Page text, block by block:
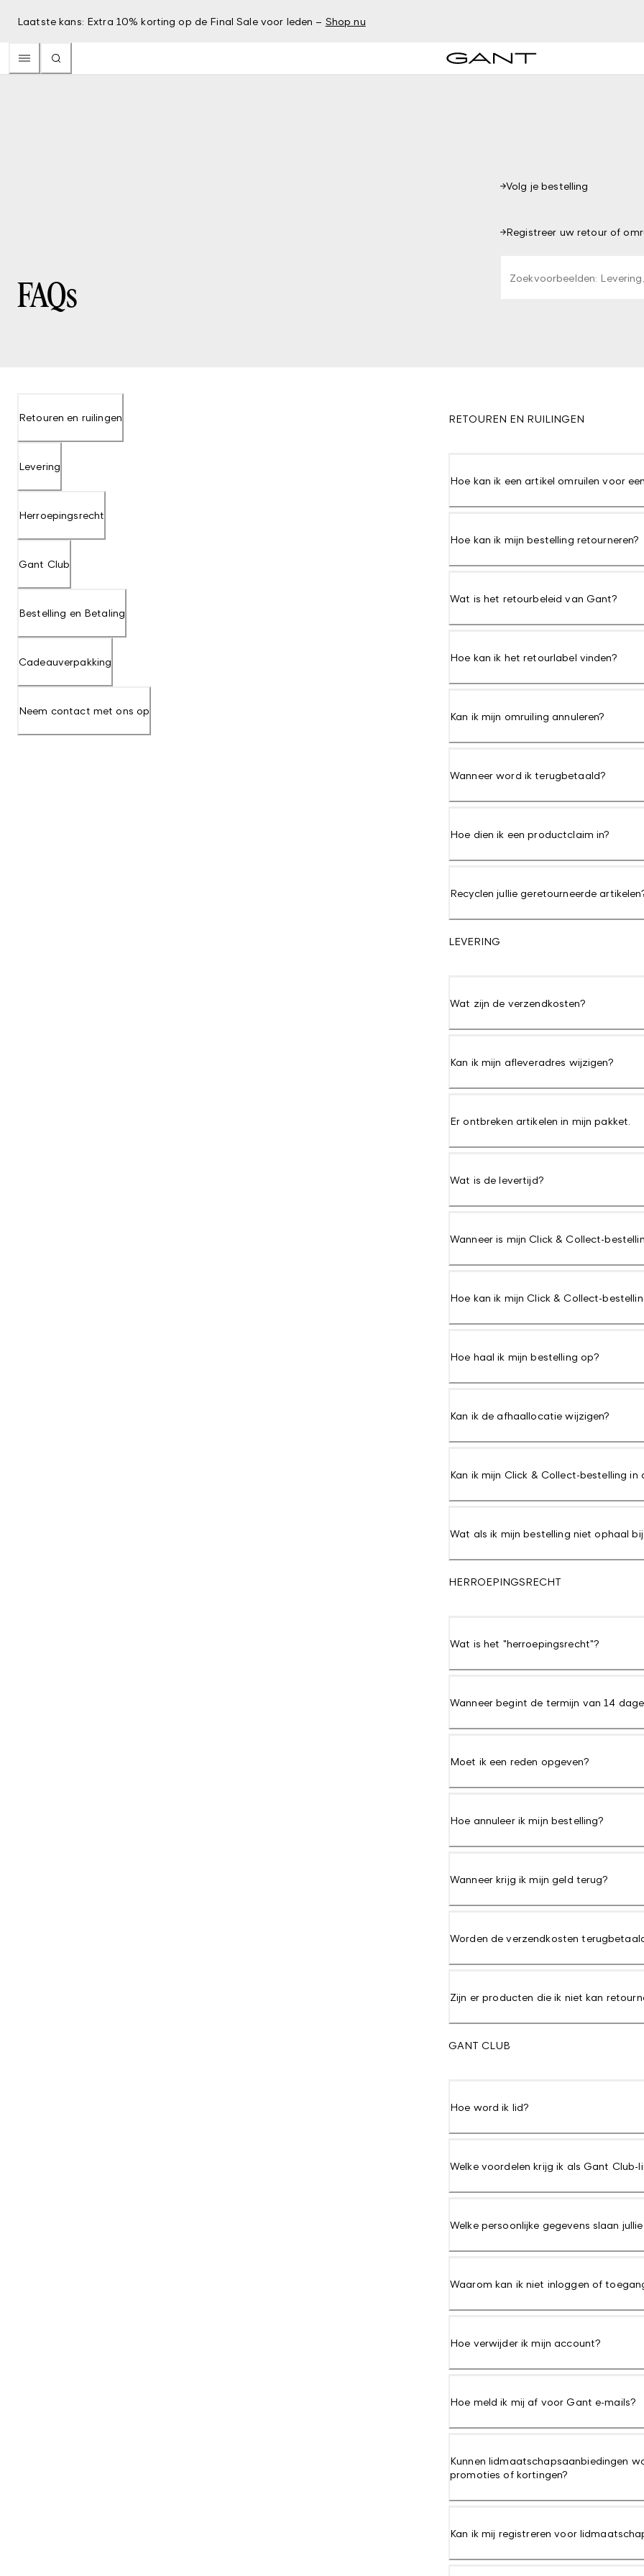
Laatste kans: Extra 10% korting op de Final Sale voor leden – Shop nu
FAQs
Volg je bestelling
Registreer uw retour of
Retouren en ruilingen
Levering
Herroepingsrecht
Gant Club
Bestelling en Betaling
Cadeauverpakking
Neem contact met ons op
RETOUREN EN RUILINGEN
Hoe kan ik een artikel omruilen voor
Hoe kan ik mijn bestelling retourneren?
Wat is het retourbeleid van Gant?
Hoe kan ik het retourlabel vinden?
Kan ik mijn omruiling annuleren?
Wanneer word ik terugbetaald?
Hoe dien ik een productclaim in?
Recyclen jullie geretourneerde
LEVERING
Wat zijn de verzendkosten?
Kan ik mijn afleveradres wijzigen?
Er ontbreken artikelen in mijn pakket.
Wat is de levertijd?
Wanneer is mijn Click & Collect-
Hoe kan ik mijn Click & Collect-
Hoe haal ik mijn bestelling op?
Kan ik de afhaallocatie wijzigen?
Kan ik mijn Click & Collect-bestelling in
Wat als ik mijn bestelling niet ophaal
HERROEPINGSRECHT
Wat is het "herroepingsrecht"?
Wanneer begint de termijn van 14
Moet ik een reden opgeven?
Hoe annuleer ik mijn bestelling?
Wanneer krijg ik mijn geld terug?
Worden de verzendkosten
Zijn er producten die ik niet kan
GANT CLUB
Hoe word ik lid?
Welke voordelen krijg ik als Gant Club-
Welke persoonlijke gegevens slaan
Waarom kan ik niet inloggen of
Hoe verwijder ik mijn account?
Hoe meld ik mij af voor Gant e-mails?
Kunnen lidmaatschapsaanbiedingen
promoties of kortingen?
Kan ik mij registreren voor